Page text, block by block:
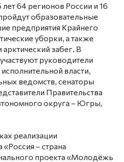
64 регионов России и 16
образовательные
предприятия Крайнего
уборки, а также
забег. В
руководители
власти,
ведомств, сенаторы
Правительства
округа – Югры,
реализации
– страна
проекта «Молодёжь